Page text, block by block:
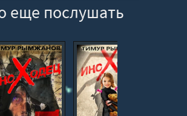
еще послушать